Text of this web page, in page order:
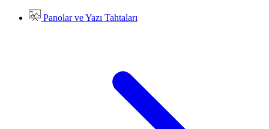
Panolar ve Yazı Tahtaları